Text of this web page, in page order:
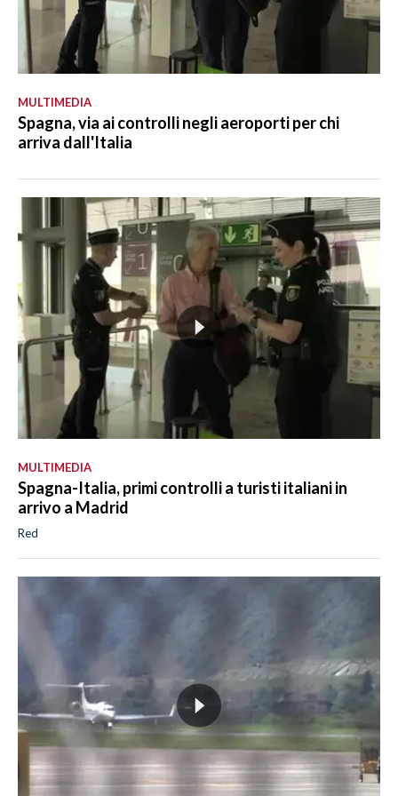
MULTIMEDIA
Spagna, via ai controlli negli aeroporti per chi
arriva dall'Italia
MULTIMEDIA
Spagna-Italia, primi controlli a turisti italiani in
arrivo a Madrid
Red